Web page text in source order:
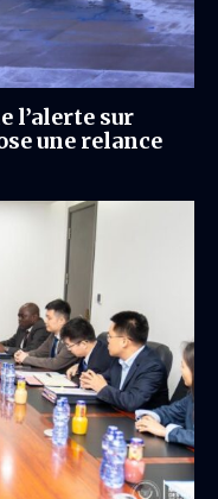
l’alerte sur
une relance